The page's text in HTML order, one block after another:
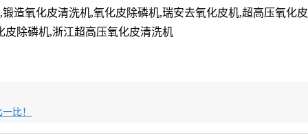
造氧化皮清洗机,氧化皮除磷机,瑞安去氧化皮机,超高压氧化皮
除磷机,浙江超高压氧化皮清洗机
比！